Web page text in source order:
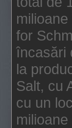
for
încasări
la
Salt, cu
cu un